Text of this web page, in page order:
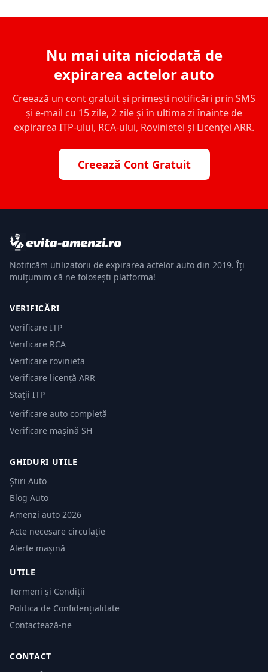
Nu mai uita niciodată de
expirarea actelor auto
Creează un cont gratuit și primești notificări prin SMS
și e-mail cu 15 zile, 2 zile și în ultima zi înainte de
expirarea ITP-ului, RCA-ului, Rovinietei și Licenței ARR.
Creează Cont Gratuit
Notificăm utilizatorii de expirarea actelor auto din 2019. Îți
mulțumim că ne folosești platforma!
VERIFICĂRI
Verificare ITP
Verificare RCA
Verificare rovinieta
Verificare licență ARR
Stații ITP
Verificare auto completă
Verificare mașină SH
GHIDURI UTILE
Știri Auto
Blog Auto
Amenzi auto 2026
Acte necesare circulație
Alerte mașină
UTILE
Termeni și Condiții
Politica de Confidențialitate
Contactează-ne
CONTACT